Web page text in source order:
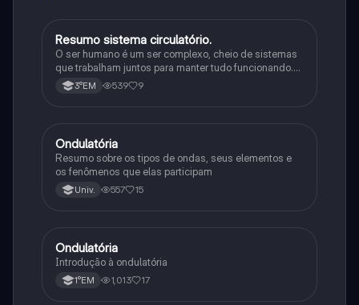
Física
Resumo sistema circulatório.
O ser humano é um ser complexo, cheio de sistemas
que trabalham juntos para manter tudo funcionando.
Tem inteligência, se comunica de várias formas e
consegue se adaptar a diferentes situações.
3°EM 539 9
Física
Ondulatória
Resumo sobre os tipos de ondas, seus elementos e
os fenômenos que elas participam
Univ. 557 15
Física
Ondulatória
Introdução à ondulatória
1°EM 1,013 17